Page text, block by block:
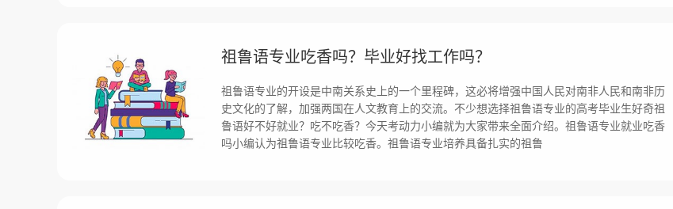
祖鲁语专业吃香吗？毕业好找工作吗？
祖鲁语专业的开设是中南关系史上的一个里程碑，这必将增强中国人民对南非人民和南非历
史文化的了解，加强两国在人文教育上的交流。不少想选择祖鲁语专业的高考毕业生好奇祖
鲁语好不好就业？吃不吃香？今天考动力小编就为大家带来全面介绍。祖鲁语专业就业吃香
吗小编认为祖鲁语专业比较吃香。祖鲁语专业培养具备扎实的祖鲁